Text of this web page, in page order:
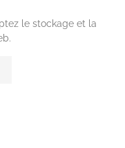
le stockage et la